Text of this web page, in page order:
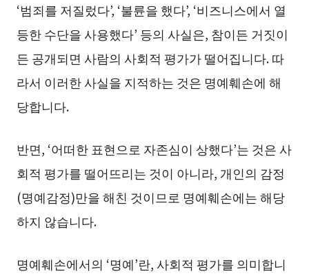
‘범죄를 저질렀다’, ‘불륜을 했다’, ‘비즈니스에서 열
등한 수단을 사용했다’ 등의 사실은, 참이든 거짓이
든 공개되면 사람의 사회적 평가가 떨어집니다. 따
라서 이러한 사실을 지적하는 것은 명예훼손에 해
당합니다.
반면, ‘어떠한 표현으로 자존심이 상했다’는 것은 사
회적 평가를 떨어뜨리는 것이 아니라, 개인의 감정
(명예감정)만을 해친 것이므로 명예훼손에는 해당
하지 않습니다.
명예훼손에서의 ‘명예’란, 사회적 평가를 의미합니